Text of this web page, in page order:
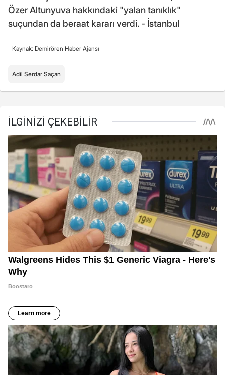
Özer Altunyuva hakkındaki "yalan tanıklık"
suçundan da beraat kararı verdi. - İstanbul
Kaynak: Demirören Haber Ajansı
Adil Serdar Saçan